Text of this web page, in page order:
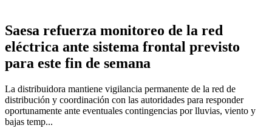
Saesa refuerza monitoreo de la red
eléctrica ante sistema frontal previsto
para este fin de semana
La distribuidora mantiene vigilancia permanente de la red de
distribución y coordinación con las autoridades para responder
oportunamente ante eventuales contingencias por lluvias, viento y
bajas temp...